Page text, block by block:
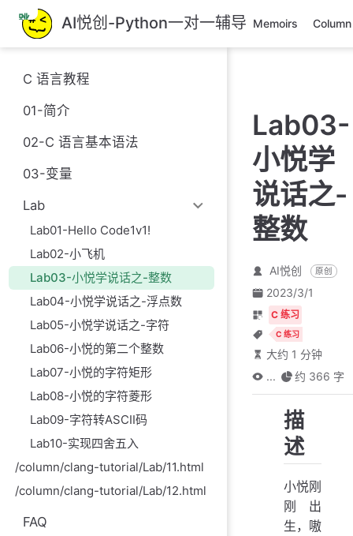
跳
至
主
內
AI悦创-Python一对一辅导 Memoirs Column
C 语言教程
01-简介
02-C 语言基本语法
03-变量
Lab
Lab01-Hello Code1v1!
Lab02-小飞机
Lab03-小悦学说话之-整数
Lab04-小悦学说话之-浮点数
Lab05-小悦学说话之-字符
Lab06-小悦的第二个整数
Lab07-小悦的字符矩形
Lab08-小悦的字符菱形
Lab09-字符转ASCII码
Lab10-实现四舍五入
/column/clang-tutorial/Lab/11.html
/column/clang-tutorial/Lab/12.html
FAQ
Lab03-
小悦学
说话之-
整数
AI悦创 原创
2023/3/1
C 练习
C 练习
大约 1 分钟
...
约 366 字
描
述
小悦刚
刚出
生，嗷